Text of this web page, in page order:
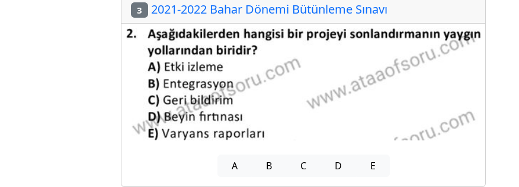
3 2021-2022 Bahar Dönemi Bütünleme Sınavı
A B C D E